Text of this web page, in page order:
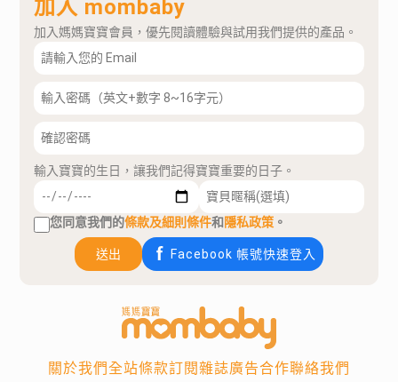
加入 mombaby
加入媽媽寶寶會員，優先閱讀體驗與試用我們提供的產品。
輸入寶寶的生日，讓我們記得寶寶重要的日子。
您同意我們的條款及細則條件和隱私政策 。
送出 Facebook 帳號快速登入
關於我們全站條款訂閱雜誌廣告合作聯絡我們